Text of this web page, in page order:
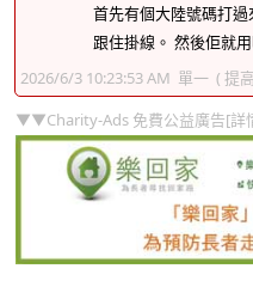
首先有個大陸號碼打
跟住掛線。 然後佢就
2026/6/3 10:23:53 AM 單一 ( 提
▼▼Charity-Ads 免費公益廣告[